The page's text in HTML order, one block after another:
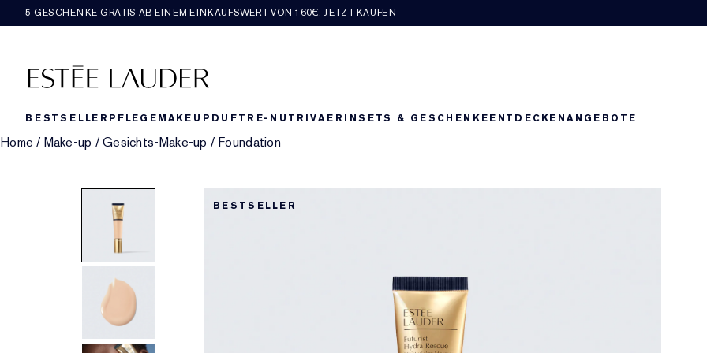
5 GESCHENKE GRATIS AB EINEM EINKAUFSWERT VON 160€​.JETZT KAUFEN
BESTSELLER PFLEGEMAKEUP DUFT RE-NUTRIVAERINSETS & GESCHENKEENTDECKENANGEBOTE
Home / Make-up /Gesichts-Make-up / Foundation
BESTSELLER